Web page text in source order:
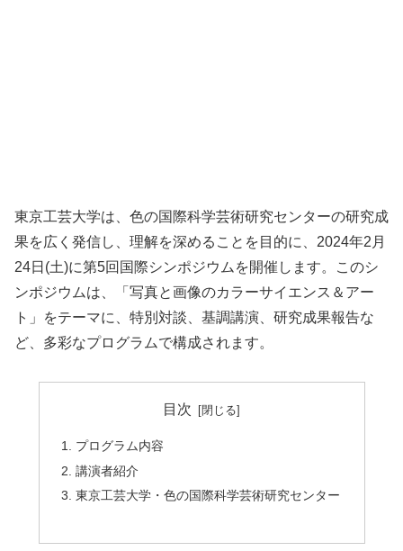
東京工芸大学は、色の国際科学芸術研究センターの研究成
果を広く発信し、理解を深めることを目的に、2024年2月
24日(土)に第5回国際シンポジウムを開催します。このシ
ンポジウムは、「写真と画像のカラーサイエンス＆アー
ト」をテーマに、特別対談、基調講演、研究成果報告な
ど、多彩なプログラムで構成されます。
目次
プログラム内容
講演者紹介
東京工芸大学・色の国際科学芸術研究センター